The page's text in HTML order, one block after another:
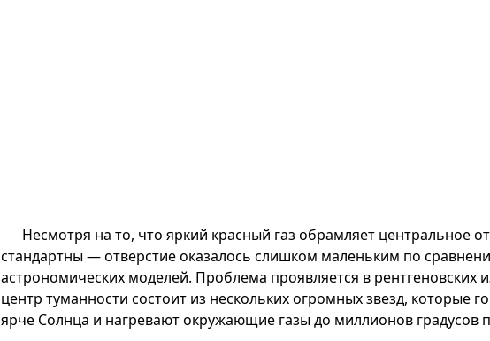
Несмотря на то, что яркий красный газ обрамляет центральное
стандартны — отверстие оказалось слишком маленьким по
астрономических моделей. Проблема проявляется в рентгеновских
центр туманности состоит из нескольких огромных звезд, которые
ярче Солнца и нагревают окружающие газы до миллионов градусов